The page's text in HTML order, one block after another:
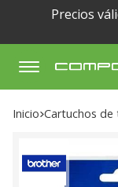
Precios
Inicio cartuchos